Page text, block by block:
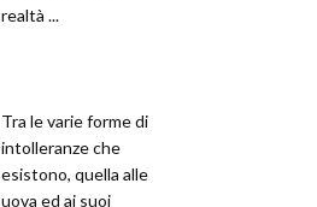
realtà ...
Tra le varie forme di
intolleranze che
esistono, quella alle
uova ed ai suoi